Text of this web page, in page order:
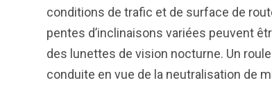
conditions de trafic et de surface de
pentes d’inclinaisons variées peuvent
des lunettes de vision nocturne. Un
conduite en vue de la neutralisation de